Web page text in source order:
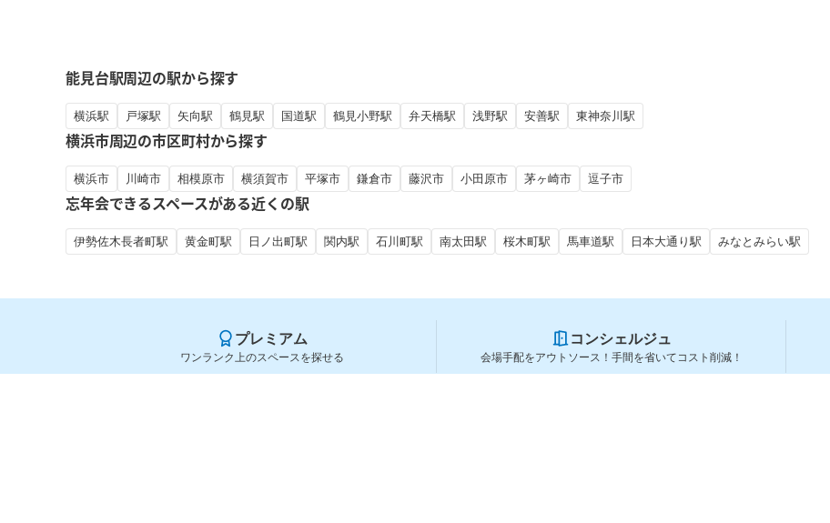
能見台駅周辺の駅から探す
横浜駅 戸塚駅 矢向駅 鶴見駅 国道駅 鶴見小野駅 弁天橋駅 浅野駅 安善駅 東神奈川駅
横浜市周辺の市区町村から探す
横浜市 川崎市 相模原市 横須賀市 平塚市 鎌倉市 藤沢市 小田原市 茅ヶ崎市 逗子市
忘年会できるスペースがある近くの駅
伊勢佐木長者町駅 黄金町駅 日ノ出町駅 関内駅 石川町駅 南太田駅 桜木町駅 馬車道駅 日本大通り駅 みなとみらい駅
プレミアム
ワンランク上のスペースを探せる
コンシェルジュ
会場手配をアウトソース！手間を省いてコスト削減！